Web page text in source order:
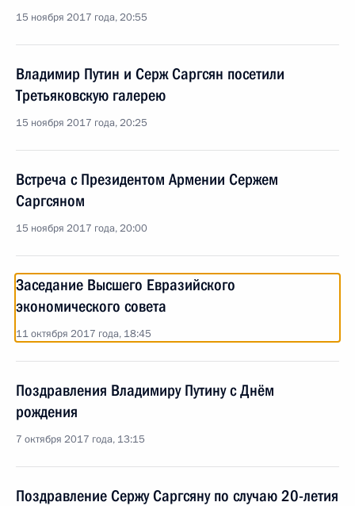
15 ноября 2017 года, 20:55
Владимир Путин и Серж Саргсян посетили
Третьяковскую галерею
15 ноября 2017 года, 20:25
Встреча с Президентом Армении Сержем
Саргсяном
15 ноября 2017 года, 20:00
Заседание Высшего Евразийского
экономического совета
11 октября 2017 года, 18:45
Поздравления Владимиру Путину с Днём
рождения
7 октября 2017 года, 13:15
Поздравление Сержу Саргсяну по случаю 20-летия